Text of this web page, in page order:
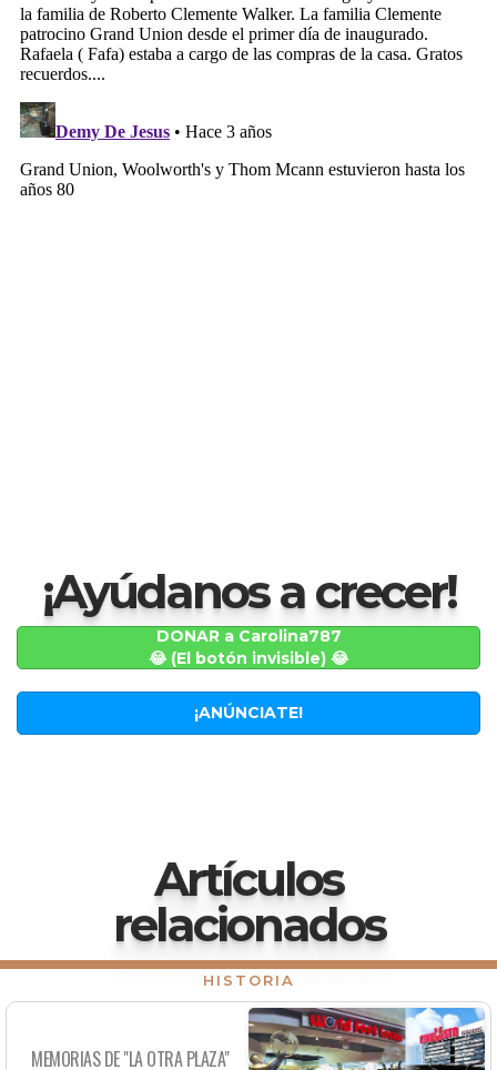
¡Ayúdanos a crecer!
DONAR a Carolina787
😂 (El botón invisible) 😂
¡ANÚNCIATE!
Artículos
relacionados
HISTORIA
MEMORIAS DE "LA OTRA PLAZA"